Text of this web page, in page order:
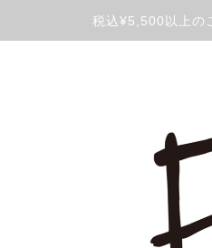
税込¥5,500以上の